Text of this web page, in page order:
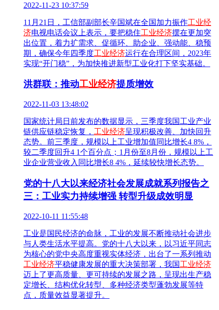
2022-11-23 10:37:59
11月21日，工信部副部长辛国斌在全国加力振作工业经
济电视电话会议上表示，要把稳住工业经济摆在更加突
出位置，着力扩需求、促循环、助企业、强动能、稳预
期，确保今年四季度工业经济运行在合理区间，2023年
实现“开门稳”，为加快推进新型工业化打下坚实基础。
洪群联：推动工业经济提质增效
2022-11-03 13:48:02
国家统计局日前发布的数据显示，三季度我国工业产业
链供应链稳定恢复， 工业经济呈现积极改善、加快回升
态势。前三季度，规模以上工业增加值同比增长4 8%，
较二季度回升4 1个百分点；1月份至8月份，规模以上工
业企业营业收入同比增长8 4%，延续较快增长态势。
党的十八大以来经济社会发展成就系列报告之
三：工业实力持续增强 转型升级成效明显
2022-10-11 11:55:48
工业是国民经济的命脉，工业的发展不断推动社会进步
与人类生活水平提高。党的十八大以来，以习近平同志
为核心的党中央高度重视实体经济，出台了一系列推动
工业经济平稳健康发展的重大决策部署，我国工业经济
迈上了更高质量、更可持续的发展之路，呈现出生产稳
定增长、结构优化转型、多种经济类型蓬勃发展等特
点，质量效益显著提升。